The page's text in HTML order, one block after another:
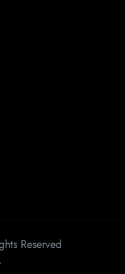
Reserved